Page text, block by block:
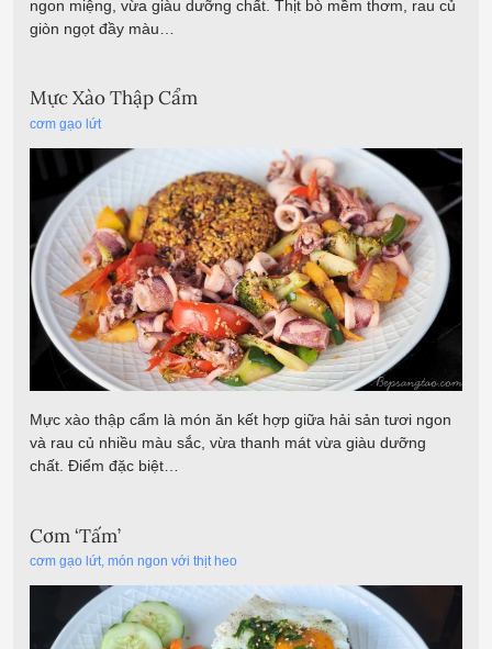
ngon miệng, vừa giàu dưỡng chất. Thịt bò mềm thơm, rau củ
giòn ngọt đầy màu…
Mực Xào Thập Cẩm
cơm gạo lứt
Mực xào thập cẩm là món ăn kết hợp giữa hải sản tươi ngon
và rau củ nhiều màu sắc, vừa thanh mát vừa giàu dưỡng
chất. Điểm đặc biệt…
Cơm ‘Tấm’
cơm gạo lứt, món ngon với thịt heo